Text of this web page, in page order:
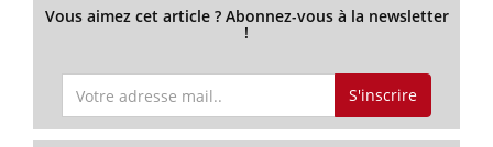
Vous aimez cet article ? Abonnez-vous à la newsletter
!
S'inscrire